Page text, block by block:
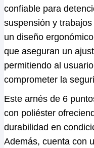
confiable para
suspensión y
un diseño
que aseguran un
permitiendo al
comprometer la
Este arnés de 6
con poliéster
durabilidad en
Además, cuenta con